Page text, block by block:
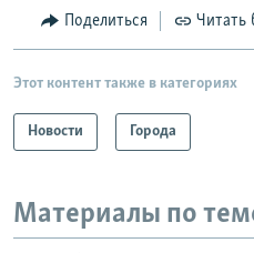
Поделиться Читать
Этот контент также в категориях
Новости Города
Материалы по